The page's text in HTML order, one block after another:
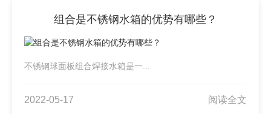
组合是不锈钢水箱的优势有哪些？
不锈钢球面板组合焊接水箱是一...
2022-05-17 阅读全文